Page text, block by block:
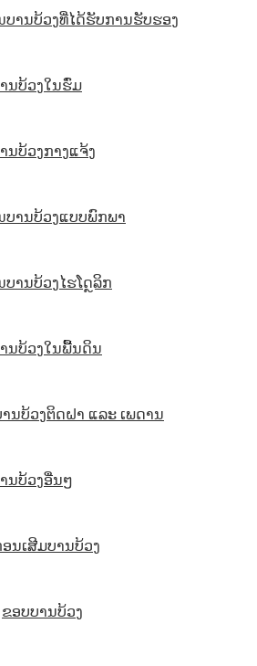
ານບ້ວງທີ່ໄດ້ຮັບການຮັບຮອງ
ນບ້ວງໃນຮົ່ມ
ນບ້ວງກາງແຈ້ງ
ບານບ້ວງແບບພົກພາ
ານບ້ວງໄຮໂດຼລິກ
ນບ້ວງໃນພື້ນດິນ
ນບ້ວງຕິດຝາ ແລະ ເພດານ
ນບ້ວງອື່ນໆ
ນເສີມບານບ້ວງ
ຂອບບານບ້ວງ